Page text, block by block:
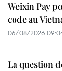
Weixin Pay
code au
06/08/2026
La question